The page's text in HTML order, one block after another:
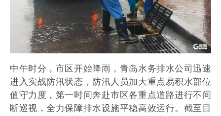
中午时分，市区开始降雨，青岛水务排水公司迅速
进入实战防汛状态，防汛人员加大重点易积水部位
值守力度，第一时间奔赴市区各重点道路进行不间
断巡视，全力保障排水设施平稳高效运行。截至目